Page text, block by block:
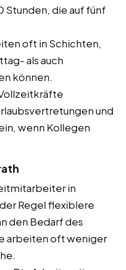
Stunden, die auf fünf
oft in Schichten,
als auch
können.
und
wenn Kollegen
in
Regel flexiblere
den Bedarf des
arbeiten oft weniger